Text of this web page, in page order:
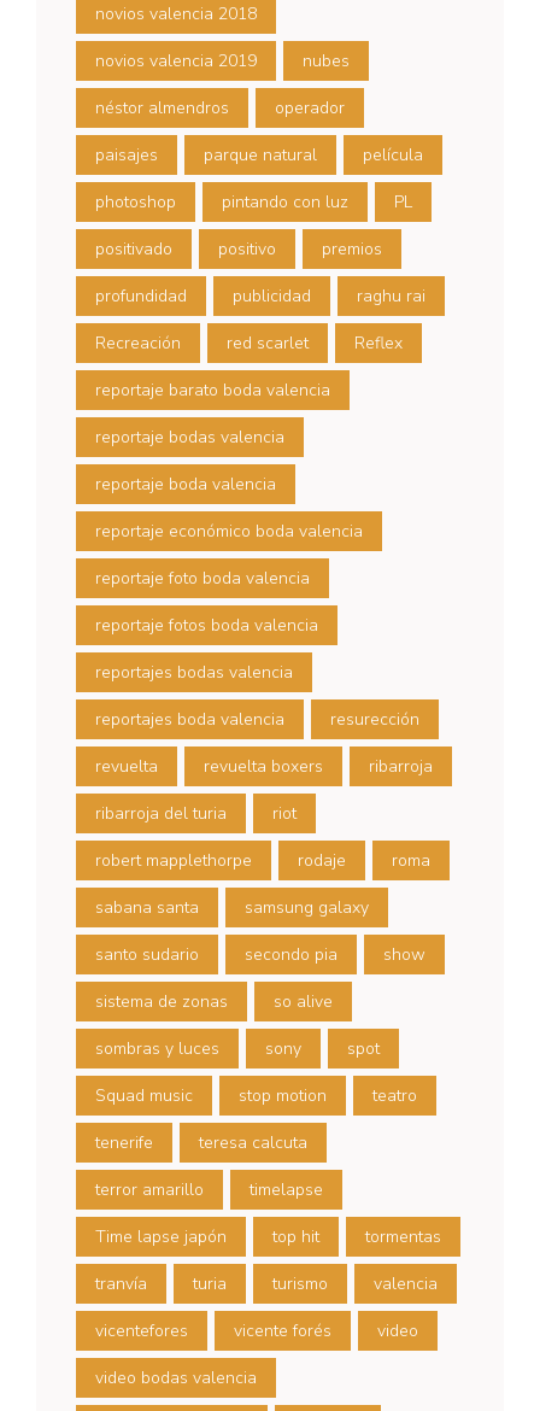
novios valencia 2018
novios valencia 2019 nubes
néstor almendros operador
paisajes parque natural película
photoshop pintando con luz PL
positivado positivo premios
profundidad publicidad raghu rai
Recreación red scarlet Reflex
reportaje barato boda valencia
reportaje bodas valencia
reportaje boda valencia
reportaje económico boda valencia
reportaje foto boda valencia
reportaje fotos boda valencia
reportajes bodas valencia
reportajes boda valencia resurección
revuelta revuelta boxers ribarroja
ribarroja del turia riot
robert mapplethorpe rodaje roma
sabana santa samsung galaxy
santo sudario secondo pia show
sistema de zonas so alive
sombras y luces sony spot
Squad music stop motion teatro
tenerife teresa calcuta
terror amarillo timelapse
Time lapse japón top hit tormentas
tranvía turia turismo valencia
vicentefores vicente forés video
video bodas valencia